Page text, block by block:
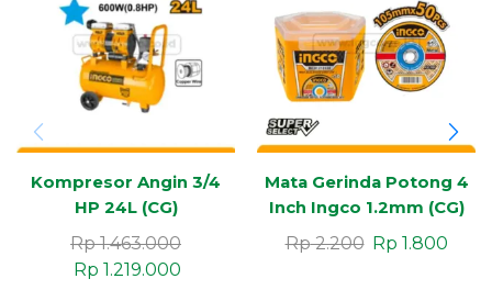
Kompresor Angin 3/4
HP 24L (CG)
Rp1.463.000
Rp 1.219.000
Mata Gerinda Potong 4
Inch Ingco 1.2mm (CG)
Box 50 Pcs
Rp2.200 Rp 1.800